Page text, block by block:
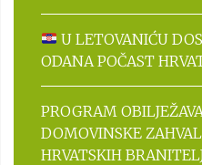
U LETOVANIĆU
ODANA POČAST
PROGRAM
DOMOVINSKE
HRVATSKIH